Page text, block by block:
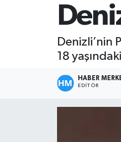
Denizli’nin
18
HABER
EDITÖR